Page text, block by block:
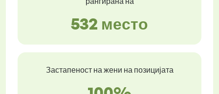
532 место
Застапеност на жени на позицијата